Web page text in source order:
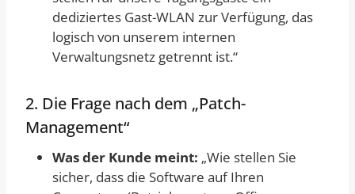
dediziertes Gast-WLAN zur Verfügung, das
logisch von unserem internen
Verwaltungsnetz getrennt ist.“
2. Die Frage nach dem „Patch-
Management“
Was der Kunde meint: „Wie stellen Sie
sicher, dass die Software auf Ihren